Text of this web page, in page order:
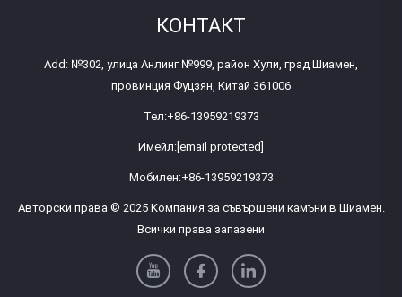
КОНТАКТ
Add: №302, улица Анлинг №999, район Хули, град Шиамен,
провинция Фуцзян, Китай 361006
Тел:+86-13959219373
Имейл:[email protected]
Мобилен:+86-13959219373
Авторски права © 2025 Компания за съвършени камъни в Шиамен.
Всички права запазени